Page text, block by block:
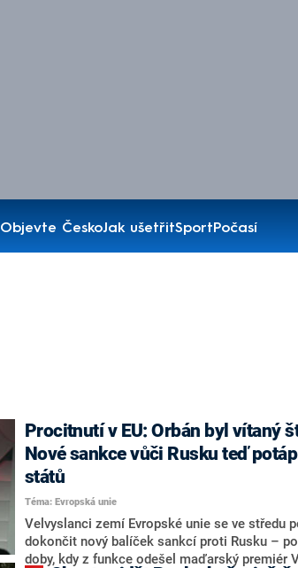
Objevte ČeskoJak ušetřitSportPočasí
Procitnutí v EU: Orbán byl vítaný
Nové sankce vůči Rusku teď
států
Téma: Evropská unie
Velvyslanci zemí Evropské unie se ve středu
dokončit nový balíček sankcí proti Rusku –
doby, kdy z funkce odešel maďarský premiér